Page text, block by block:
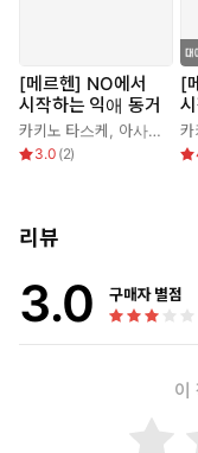
[메르헨] NO에서
시작하는 익애 동거
카키노 타스케 아사미 마리
3.0 (2)
[
카
리뷰
3.0 구매자 별점
이